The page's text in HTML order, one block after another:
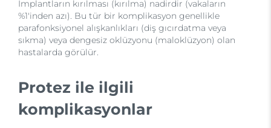
İmplantların kırılması (kırılma) nadirdir (vakaların
%1'inden azı). Bu tür bir komplikasyon genellikle
parafonksiyonel alışkanlıkları (diş gıcırdatma veya
sıkma) veya dengesiz oklüzyonu (maloklüzyon) olan
hastalarda görülür.
Protez ile ilgili
komplikasyonlar